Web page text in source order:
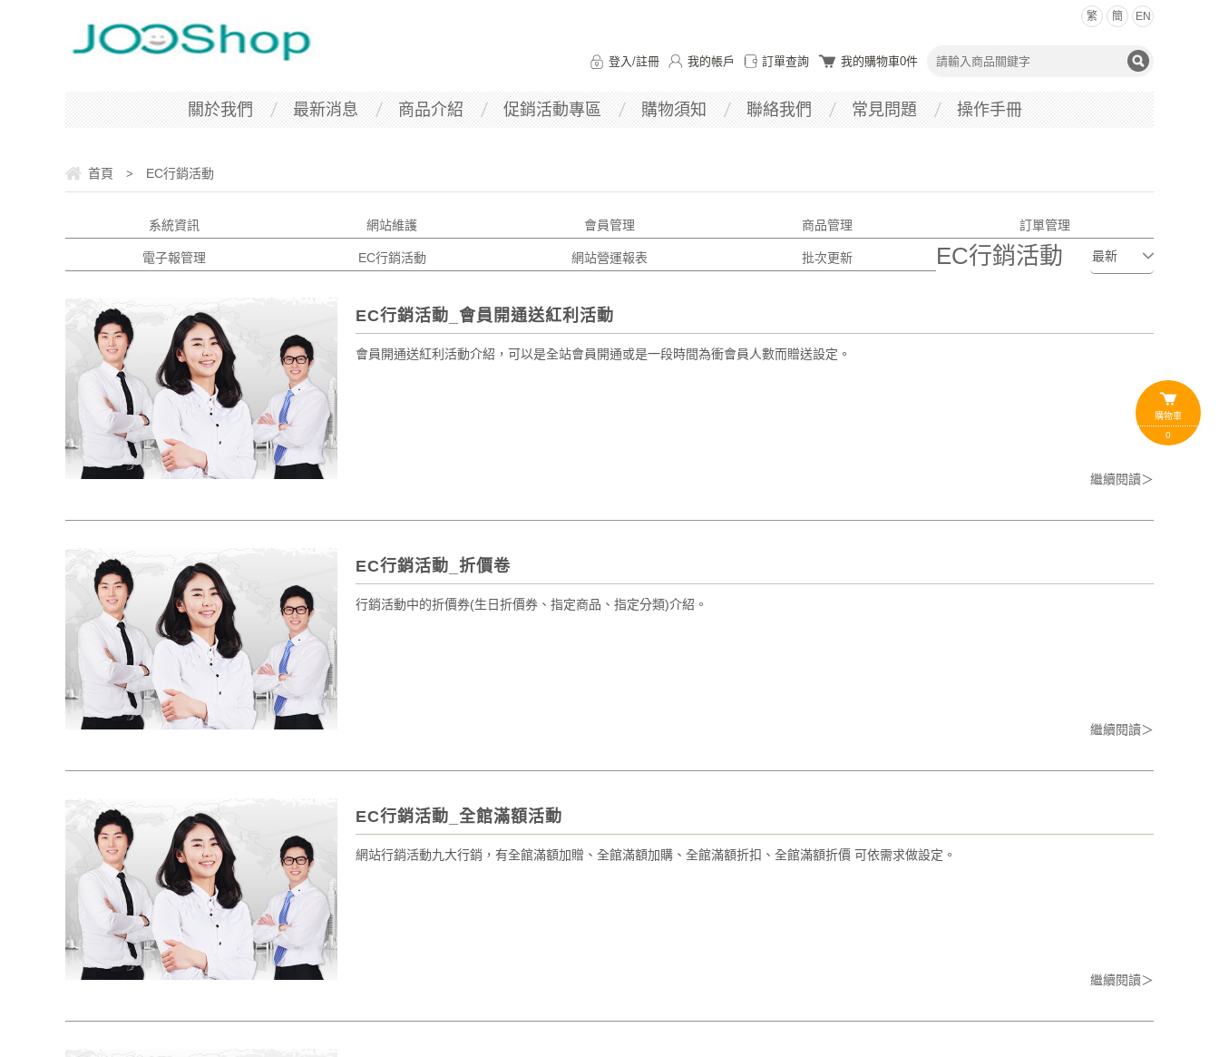
繁 簡 EN
登入/註冊 我的帳戶 訂單查詢 我的購物車0件
關於我們 最新消息 商品介紹 促銷活動專區 購物須知 聯絡我們 常見問題 操作手冊
購物車
0
首頁 > EC行銷活動
系統資訊 網站維護 會員管理 商品管理 訂單管理
電子報管理 EC行銷活動 網站營運報表 批次更新 EC行銷活動
EC行銷活動_會員開通送紅利活動
會員開通送紅利活動介紹，可以是全站會員開通或是一段時間為衝會員人數而贈送設定。
繼續閱讀＞
EC行銷活動_折價卷
行銷活動中的折價券(生日折價券、指定商品、指定分類)介紹。
繼續閱讀＞
EC行銷活動_全館滿額活動
網站行銷活動九大行銷，有全館滿額加贈、全館滿額加購、全館滿額折扣、全館滿額折價 可依需求做設定。
繼續閱讀＞